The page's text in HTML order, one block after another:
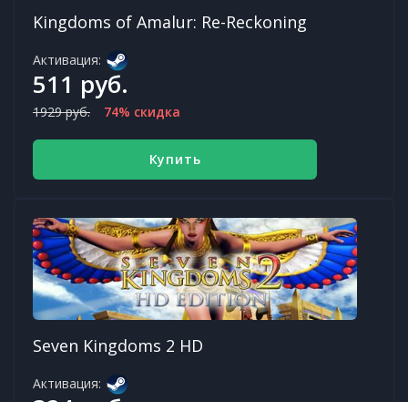
Kingdoms of Amalur: Re-Reckoning
Активация:
511 руб.
1929 руб. 74% скидка
Купить
Seven Kingdoms 2 HD
Активация: